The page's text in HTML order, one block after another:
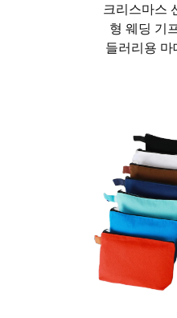
이르기까지 다양한 식료품을
로 서로 다른 종류의 물건을
소비자들이 자동차나 가
이나 통근 시 이상적인 동
게 수납할 수 있습니다. 직장
장시간 도보 이동이나 대중
정장에도 잘 어울립니다. 또
를 곁에 두면 하루 일과 중 어
크리스마스
형 웨딩 기
들러리용